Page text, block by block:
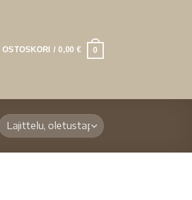
OSTOSKORI /0,00 € 0